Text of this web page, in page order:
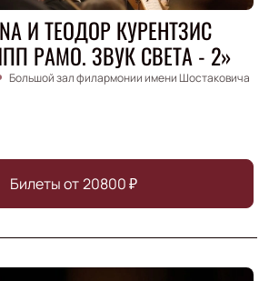
И ТЕОДОР КУРЕНТЗИС
РАМО. ЗВУК СВЕТА - 2»
Большой зал филармонии имени Шостаковича
Билеты от20800₽